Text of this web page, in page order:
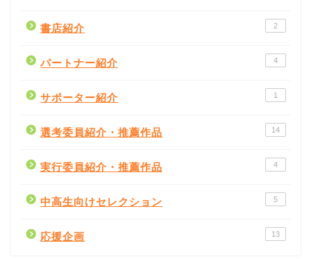
書店紹介 2
パートナー紹介 4
サポーター紹介 1
選考委員紹介・推薦作品 14
実行委員紹介・推薦作品 4
中高生向けセレクション 5
応援企画 13